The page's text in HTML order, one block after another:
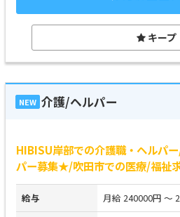
キープ
NEW 介護/ヘルパー
HIBISU岸部での介護職・ヘルパ
パー募集★/吹田市での医療/福祉
給与 月給 240000円 ～